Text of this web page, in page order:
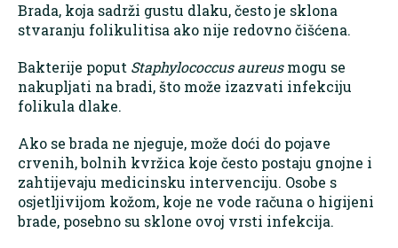
Brada, koja sadrži gustu dlaku, često je sklona
stvaranju folikulitisa ako nije redovno čišćena.
Bakterije poput Staphylococcus aureusmogu se
nakupljati na bradi, što može izazvati infekciju
folikula dlake.
Ako se brada ne njeguje, može doći do pojave
crvenih, bolnih kvržica koje često postaju gnojne i
zahtijevaju medicinsku intervenciju. Osobe s
osjetljivijom kožom, koje ne vode računa o higijeni
brade, posebno su sklone ovoj vrsti infekcija.